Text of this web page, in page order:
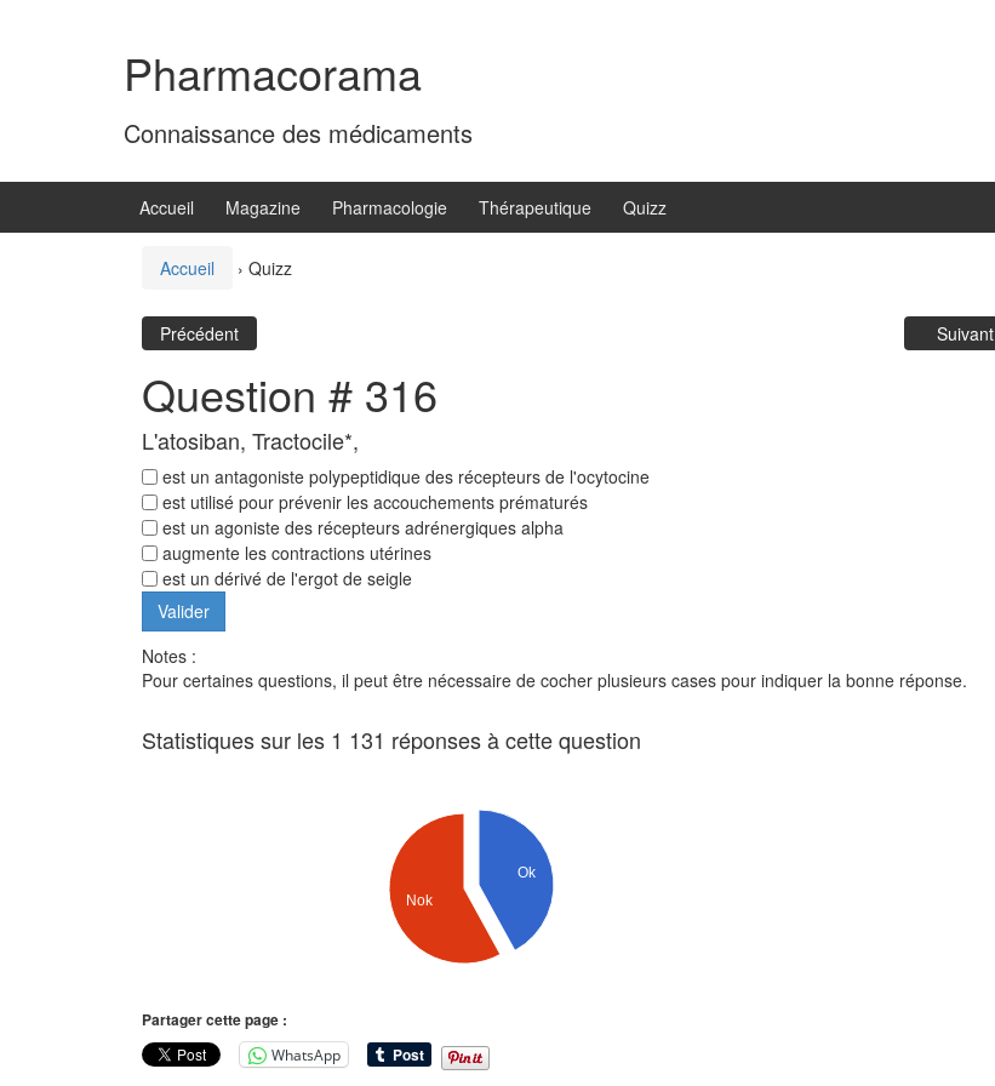
Pharmacorama
Connaissance des médicaments
Accueil Magazine Pharmacologie Thérapeutique Quizz
Accueil › Quizz
Précédent Suivant
Question # 316
L'atosiban, Tractocile*,
est un antagoniste polypeptidique des récepteurs de l'ocytocine
est utilisé pour prévenir les accouchements prématurés
est un agoniste des récepteurs adrénergiques alpha
augmente les contractions utérines
est un dérivé de l'ergot de seigle
Notes :
Pour certaines questions, il peut être nécessaire de cocher plusieurs cases pour indiquer la bonne réponse.
Statistiques sur les 1 131 réponses à cette question
Ok
Nok
Partager cette page :
WhatsApp